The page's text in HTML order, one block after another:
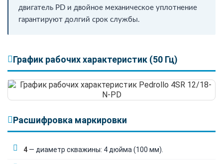
двигатель PD и двойное механическое уплотнение
гарантируют долгий срок службы.
График рабочих характеристик (50 Гц)
Расшифровка маркировки
4 — диаметр скважины: 4 дюйма (100 мм).